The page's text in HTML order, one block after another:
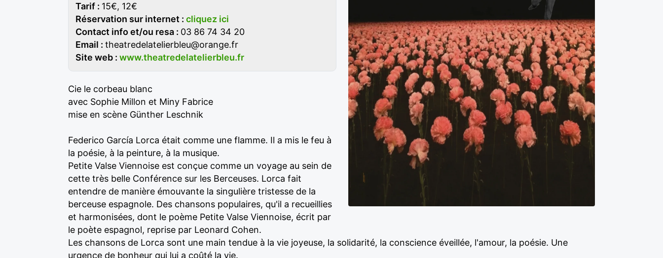
Tarif : 15€, 12€
Réservation sur internet : cliquez ici
Contact info et/ou resa : 03 86 74 34 20
Email : theatredelatelierbleu@orange.fr
Site web : www.theatredelatelierbleu.fr
Cie le corbeau blanc
avec Sophie Millon et Miny Fabrice
mise en scène Günther Leschnik
Federico García Lorca était comme une flamme. Il a mis le feu à
la poésie, à la peinture, à la musique.
Petite Valse Viennoise est conçue comme un voyage au sein de
cette très belle Conférence sur les Berceuses. Lorca fait
entendre de manière émouvante la singulière tristesse de la
berceuse espagnole. Des chansons populaires, qu'il a recueillies
et harmonisées, dont le poème Petite Valse Viennoise, écrit par
le poète espagnol, reprise par Leonard Cohen.
Les chansons de Lorca sont une main tendue à la vie joyeuse, la solidarité, la conscience éveillée, l'amour, la poésie. Une
urgence de bonheur qui lui a coûté la vie.